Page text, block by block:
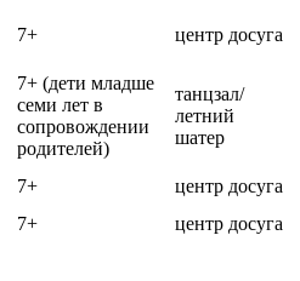
7+ центр досуга
7+ (дети младше
семи лет в
сопровождении
родителей)
танцзал/
летний
шатер
7+
центр досуга
7+ центр досуга